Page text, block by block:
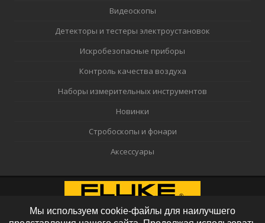
Видеоскопы
Детекторы и тестеры электроустановок
Искробезопасные приборы
Контроль качества воздуха
Наборы измерительных инструментов
Новинки
Стробоскопы и фонари
Аксессуары
Мы используем cookie-файлы для наилучшего